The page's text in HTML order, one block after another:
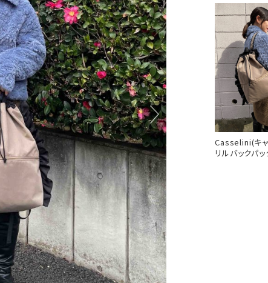
Casselini(キ
リルバックパッ